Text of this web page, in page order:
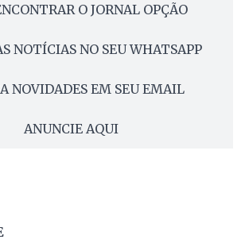
O JORNAL OPÇÃO
NOTÍCIAS NO SEU WHATSAPP
NOVIDADES EM SEU EMAIL
ANUNCIE AQUI